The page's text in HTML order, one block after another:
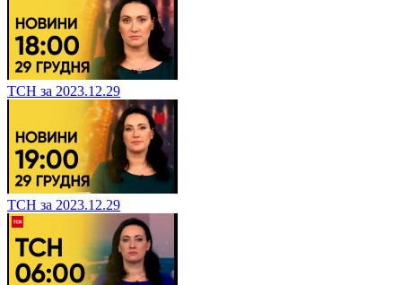
ТСН за 2023.12.29
ТСН за 2023.12.29